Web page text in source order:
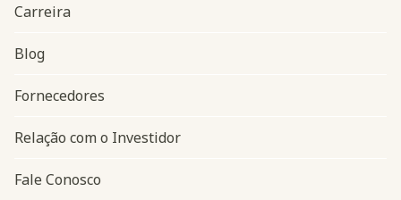
Navegação do rodapé
Carreira
Blog
Fornecedores
Relação com o Investidor
Fale Conosco